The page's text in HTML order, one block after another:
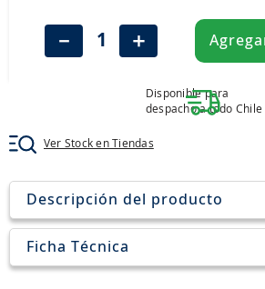
＋
－
Disponible para
despacho a todo Chile
Ver Stock en Tiendas
Descripción del producto
Ficha Técnica
235